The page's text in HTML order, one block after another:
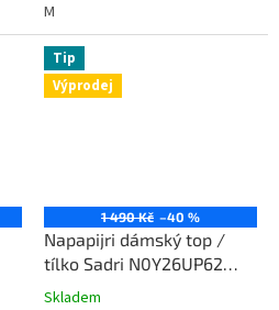
M
Tip
Výprodej
1 490 Kč –40 %
Napapijri dámský top /
tílko Sadri N0Y26UP62
růžové
Skladem